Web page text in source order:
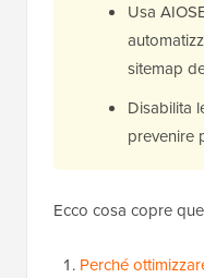
Usa
sitemap
Disabilita
prevenire
Ecco cosa copre
Perché